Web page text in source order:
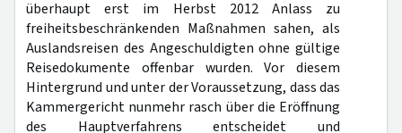
überhaupt erst im Herbst 2012 Anlass zu
freiheitsbeschränkenden Maßnahmen sahen, als
Auslandsreisen des Angeschuldigten ohne gültige
Reisedokumente offenbar wurden. Vor diesem
Hintergrund und unter der Voraussetzung, dass das
Kammergericht nunmehr rasch über die Eröffnung
des Hauptverfahrens entscheidet und